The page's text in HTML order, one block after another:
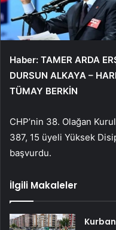
Haber: TAMER ARDA
DURSUN ALKAYA –
TÜMAY BERKİN
CHP’nin 38. Olağan
387, 15 üyeli Yüksek
başvurdu.
İlgili Makaleler